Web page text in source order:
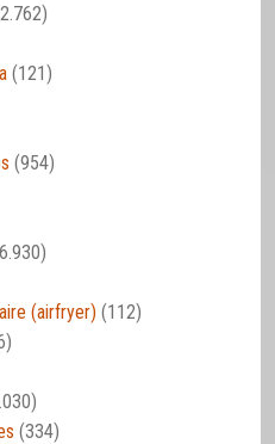
(121)
(954)
(airfryer) (112)
(334)